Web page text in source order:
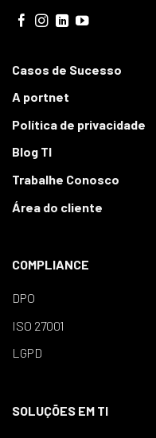
Casos de Sucesso
A portnet
Política de privacidade
Blog TI
Trabalhe Conosco
Área do cliente
COMPLIANCE
DPO
ISO 27001
LGPD
SOLUÇÕES EM TI